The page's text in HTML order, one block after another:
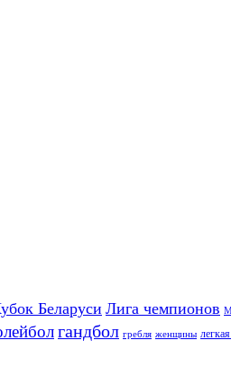
Беларуси Лига чемпионов
гандбол гребля женщины